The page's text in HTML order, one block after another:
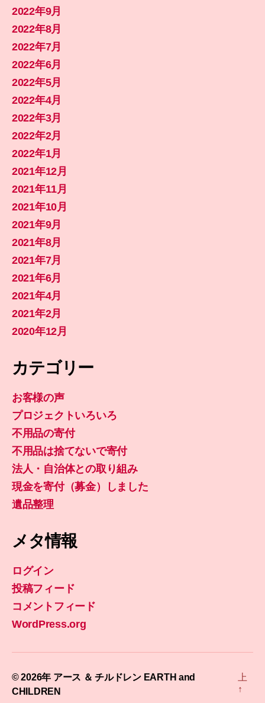
2022年9月
2022年8月
2022年7月
2022年6月
2022年5月
2022年4月
2022年3月
2022年2月
2022年1月
2021年12月
2021年11月
2021年10月
2021年9月
2021年8月
2021年7月
2021年6月
2021年4月
2021年2月
2020年12月
カテゴリー
お客様の声
プロジェクトいろいろ
不用品の寄付
不用品は捨てないで寄付
法人・自治体との取り組み
現金を寄付（募金）しました
遺品整理
メタ情報
ログイン
投稿フィード
コメントフィード
WordPress.org
© 2026年 アース ＆ チルドレン EARTH and
CHILDREN
上
↑